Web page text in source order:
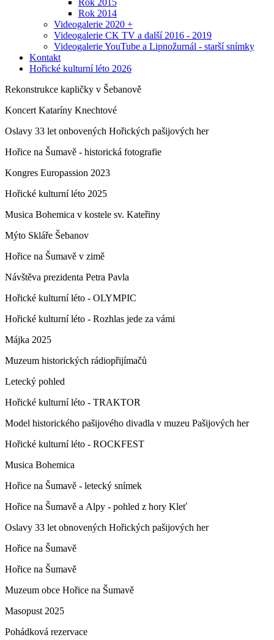
Rok 2015
Rok 2014
Videogalerie 2020 +
Videogalerie CK TV a další 2016 - 2019
Videogalerie YouTube a Lipnožurnál - starší snímky
Kontakt
Hořické kulturní léto 2026
Rekonstrukce kapličky v Šebanově
Koncert Kataríny Knechtové
Oslavy 33 let onbovených Hořických pašijových her
Hořice na Šumavě - historická fotografie
Kongres Europassion 2023
Hořické kulturní léto 2025
Musica Bohemica v kostele sv. Kateřiny
Mýto Skláře Šebanov
Hořice na Šumavě v zimě
Návštěva prezidenta Petra Pavla
Hořické kulturní léto - OLYMPIC
Hořické kulturní léto - Rozhlas jede za vámi
Májka 2025
Muzeum historických rádiopřijímačů
Letecký pohled
Hořické kulturní léto - TRAKTOR
Model historického pašijového divadla v muzeu Pašijových her
Hořické kulturní léto - ROCKFEST
Musica Bohemica
Hořice na Šumavě - letecký snímek
Hořice na Šumavě a Alpy - pohled z hory Kleť
Oslavy 33 let obnovených Hořických pašijových her
Hořice na Šumavě
Hořice na Šumavě
Muzeum obce Hořice na Šumavě
Masopust 2025
Pohádková rezervace